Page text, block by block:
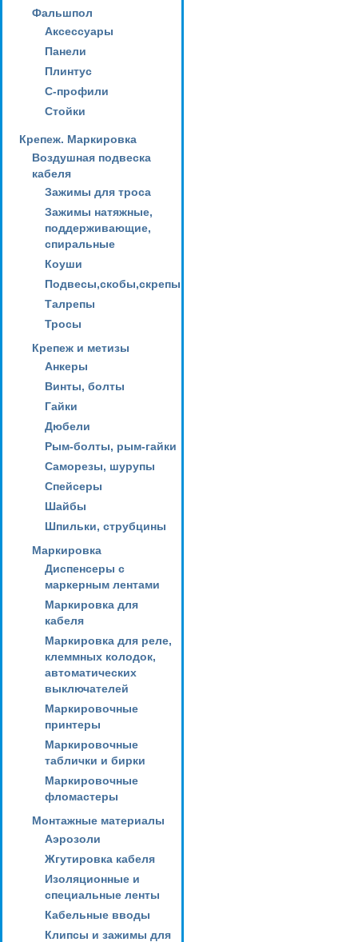
Фальшпол
Аксессуары
Панели
Плинтус
С-профили
Стойки
Крепеж. Маркировка
Воздушная подвеска
кабеля
Зажимы для троса
Зажимы натяжные,
поддерживающие,
спиральные
Коуши
Подвесы,скобы,скрепы
Талрепы
Тросы
Крепеж и метизы
Анкеры
Винты, болты
Гайки
Дюбели
Рым-болты, рым-гайки
Саморезы, шурупы
Спейсеры
Шайбы
Шпильки, струбцины
Маркировка
Диспенсеры с
маркерным лентами
Маркировка для
кабеля
Маркировка для реле,
клеммных колодок,
автоматических
выключателей
Маркировочные
принтеры
Маркировочные
таблички и бирки
Маркировочные
фломастеры
Монтажные материалы
Аэрозоли
Жгутировка кабеля
Изоляционные и
специальные ленты
Кабельные вводы
Клипсы и зажимы для